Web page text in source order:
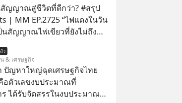
ใหญ่ตั้งใจซื้อไปพัฒนาต่อ หรือ
ทางกันแน่? และทำไมจุดจบ
ารฆาตกรรมแบบสโลว์โมชันที่
ย่า
PodCast ช่อง Geek
งผมกันด้วยนะครับ 🎧 ฟัง
bit.ly/4cw7rdh 🎧 ฟัง
ามกฎหมายภาษีของ
สัญญาณสู่ชีวิตที่ดีกว่า? #สรุป
| MM EP.2725 “ไฟแดงในวัน
นสัญญาณไฟเขียวที่ยังไม่ถึง
าตัวหนังรอมคอมที่สูงถึง 14.5
500 ล้านบาท) เพียงเพราะ
ไว้ในกล่องเดิมๆ ผลที่ตามมา
ลายเป็นความเงียบสนิทนาน
ว
& เศรษฐกิจ
ปัญหาใหญ่ฉุดเศรษฐกิจไทย
อตัวเลขงบประมาณที่
ได้รับจัดสรรในงบประมาณ